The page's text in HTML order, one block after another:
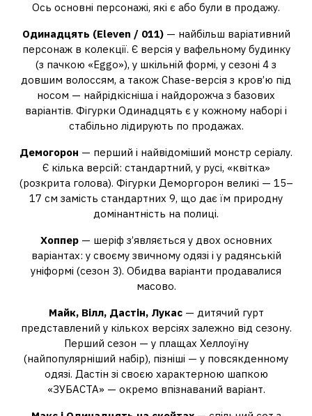
Ось основні персонажі, які є або були в продажу.
Одинадцять (Eleven / 011)— найбільш варіативний
персонаж в колекції. Є версія у вафельному будинку
(з пачкою «Eggo»), у шкільній формі, у сезоні 4 з
довшим волоссям, а також Chase-версія з кров’ю під
носом — найрідкісніша і найдорожча з базових
варіантів. Фігурки Одинадцять є у кожному наборі і
стабільно лідирують по продажах.
Демогорон — перший і найвідоміший монстр серіалу.
Є кілька версій: стандартний, у русі, «квітка»
(розкрита голова). Фігурки Деморгорон великі — 15–
17 см замість стандартних 9, що дає їм природну
домінантність на полиці.
Хоппер— шеріф з’являється у двох основних
варіантах: у своєму звичному одязі і у радянській
уніформі (сезон 3). Обидва варіанти продавалися
масово.
Майк, Вілл, Дастін, Лукас— дитячий гурт
представлений у кількох версіях залежно від сезону.
Перший сезон — у плащах Хеллоуїну
(найпопулярніший набір), пізніші — у повсякденному
одязі. Дастін зі своєю характерною шапкою
«ЗУБАСТА» — окремо впізнаваний варіант.